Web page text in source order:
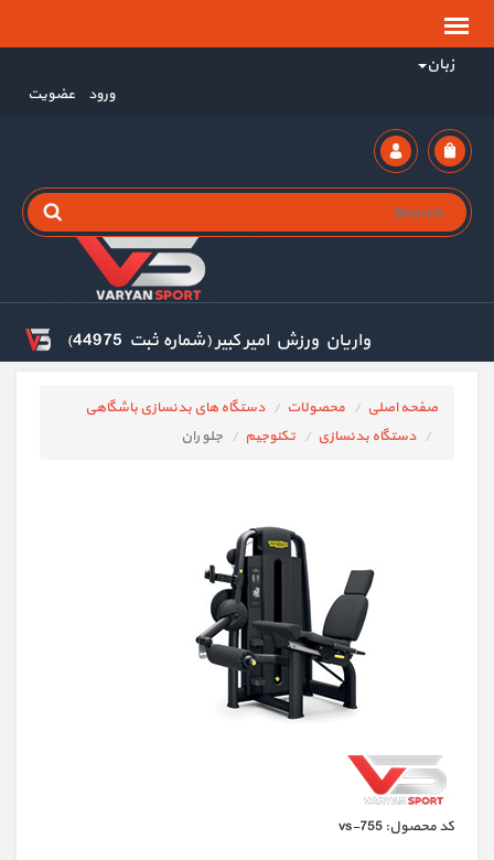
زبان
ورود عضویت
واریان ورزش امیر کبیر (شماره ثبت 44975)
صفحه اصلی محصولات
دستگاه های بدنسازی باشگاهی
دستگاه بدنسازی
تکنوجیم جلو ران
كد محصول: vs-755